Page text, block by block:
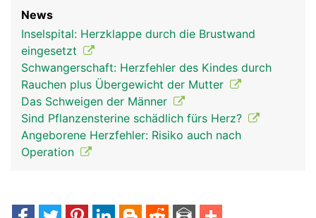
News
Inselspital: Herzklappe durch die Brustwand
eingesetzt
Schwangerschaft: Herzfehler des Kindes durch
Rauchen plus Übergewicht der Mutter
Das Schweigen der Männer
Sind Pflanzensterine schädlich fürs Herz?
Angeborene Herzfehler: Risiko auch nach
Operation